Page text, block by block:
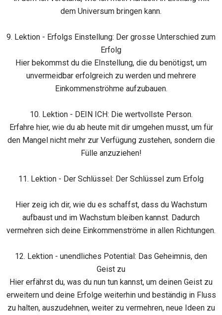
dem Universum bringen kann.
9. Lektion - Erfolgs Einstellung: Der grosse Unterschied zum
Erfolg
Hier bekommst du die EInstellung, die du benötigst, um
unvermeidbar erfolgreich zu werden und mehrere
Einkommenströhme aufzubauen.
10. Lektion - DEIN ICH: Die wertvollste Person.
Erfahre hier, wie du ab heute mit dir umgehen musst, um für
den Mangel nicht mehr zur Verfügung zustehen, sondern die
Fülle anzuziehen!
11. Lektion - Der Schlüssel: Der Schlüssel zum Erfolg
Hier zeig ich dir, wie du es schaffst, dass du Wachstum
aufbaust und im Wachstum bleiben kannst. Dadurch
vermehren sich deine Einkommenströme in allen Richtungen.
12. Lektion - unendliches Potential: Das Geheimnis, den
Geist zu
Hier erfährst du, was du nun tun kannst, um deinen Geist zu
erweitern und deine Erfolge weiterhin und beständig in Fluss
zu halten, auszudehnen, weiter zu vermehren, neue Ideen zu